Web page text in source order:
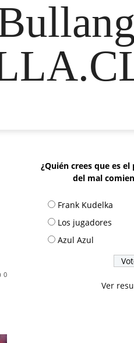
0
¿Quién crees que es
del mal
Frank Kudelka
Los jugadores
Azul Azul
Ver